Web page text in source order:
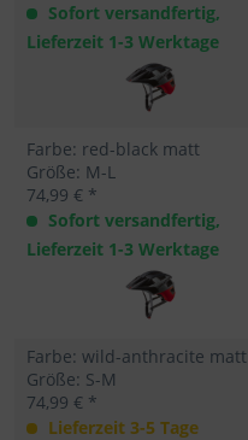
Sofort versandfertig,
Lieferzeit 1-3 Werktage
Farbe: red-black matt
Größe: M-L
74,99 € *
Sofort versandfertig,
Lieferzeit 1-3 Werktage
Farbe: wild-anthracite matt
Größe: S-M
74,99 € *
Lieferzeit 3-5 Tage